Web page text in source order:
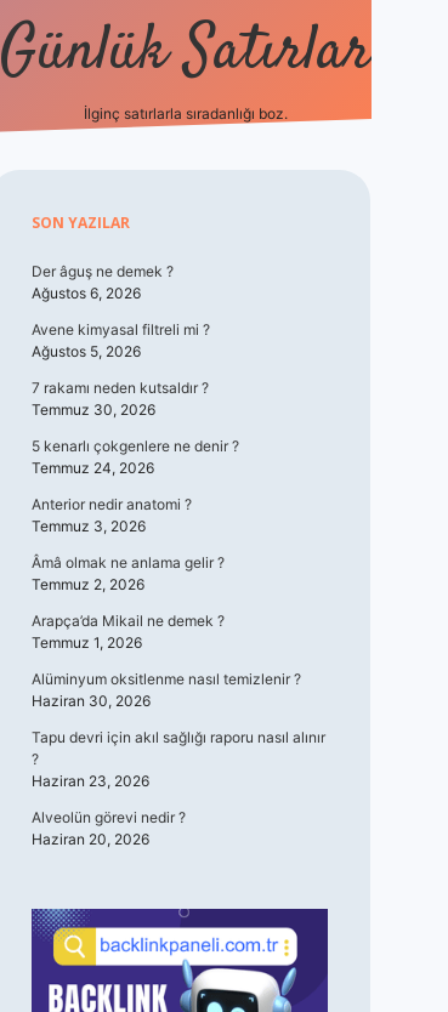
Günlük Satırlar
İlginç satırlarla sıradanlığı boz.
Sidebar
SON YAZILAR
Der âguş ne demek ?
Ağustos 6, 2026
Avene kimyasal filtreli mi ?
Ağustos 5, 2026
7 rakamı neden kutsaldır ?
Temmuz 30, 2026
5 kenarlı çokgenlere ne denir ?
Temmuz 24, 2026
Anterior nedir anatomi ?
Temmuz 3, 2026
Âmâ olmak ne anlama gelir ?
Temmuz 2, 2026
Arapça’da Mikail ne demek ?
Temmuz 1, 2026
Alüminyum oksitlenme nasıl temizlenir ?
Haziran 30, 2026
Tapu devri için akıl sağlığı raporu nasıl alınır
?
Haziran 23, 2026
Alveolün görevi nedir ?
Haziran 20, 2026